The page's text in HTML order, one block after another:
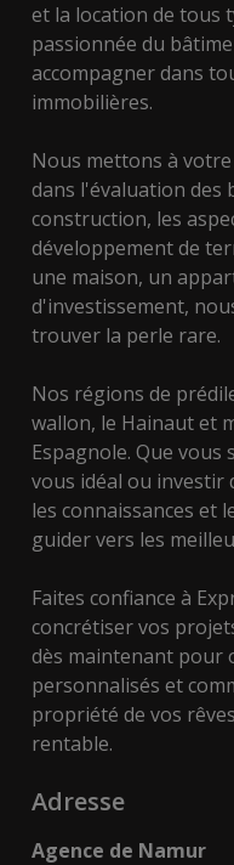
et la location de tous
passionnée du
accompagner dans
immobilières.
Nous mettons à
dans l'évaluation des
construction, les
développement de
une maison, un
d'investissement,
trouver la perle rare.
Nos régions de
wallon, le Hainaut et
Espagnole. Que
vous idéal ou investir
les connaissances et
guider vers les
Faites confiance à
concrétiser vos
dès maintenant pour
personnalisés et
propriété de vos
rentable.
Adresse
Agence de Namur